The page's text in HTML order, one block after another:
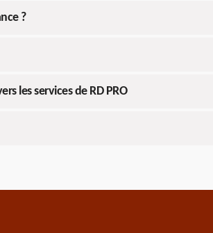
?
les services de RD PRO